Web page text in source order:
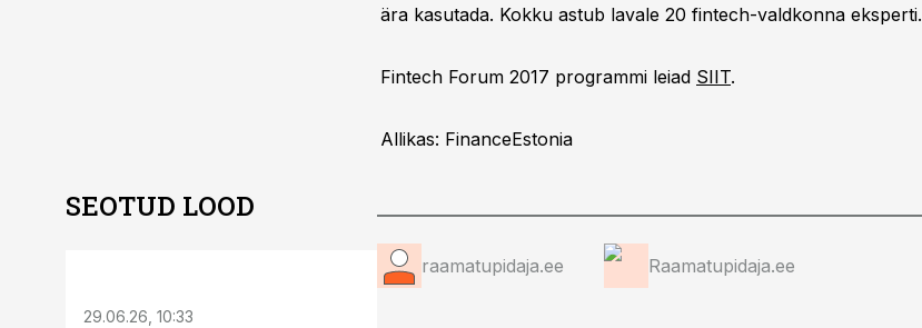
ära kasutada. Kokku astub lavale 20 fintech-valdkonna eksperti.
Fintech Forum 2017 programmi leiad SIIT.
Allikas: FinanceEstonia
raamatupidaja.ee Raamatupidaja.ee
SEOTUD LOOD
29.06.26, 10:33